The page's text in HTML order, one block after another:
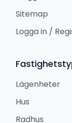
Sitemap
Logga in /
Lägenheter
Hus
Radhus